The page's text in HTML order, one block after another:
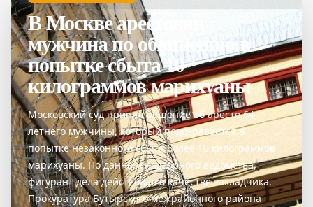
В Москве арестован
мужчина по обвинению в
попытке сбыта 10
килограммов марихуаны
Московский суд принял решение об аресте 64-
летнего мужчины, который подозревается в
попытке незаконного сбыта более 10 килограммов
марихуаны. По данным надзорного ведомства,
фигурант дела действовал в качестве закладчика.
Прокуратура Бутырского межрайонного района